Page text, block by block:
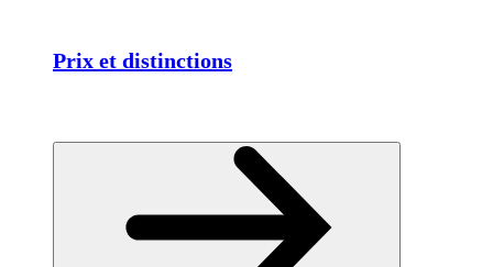
Prix et distinctions